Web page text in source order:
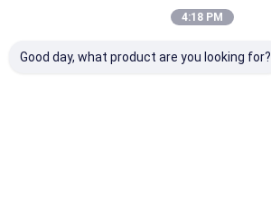
4:18 PM
Good day, what product are you looking for?